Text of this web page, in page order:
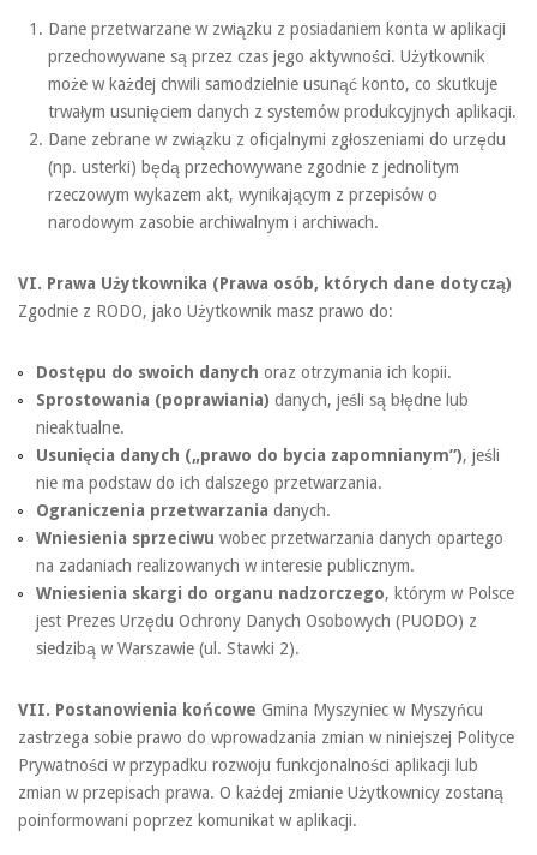
Dane przetwarzane w związku z posiadaniem konta w aplikacji
przechowywane są przez czas jego aktywności. Użytkownik
może w każdej chwili samodzielnie usunąć konto, co skutkuje
trwałym usunięciem danych z systemów produkcyjnych aplikacji.
Dane zebrane w związku z oficjalnymi zgłoszeniami do urzędu
(np. usterki) będą przechowywane zgodnie z jednolitym
rzeczowym wykazem akt, wynikającym z przepisów o
narodowym zasobie archiwalnym i archiwach.
VI. Prawa Użytkownika (Prawa osób, których dane dotyczą)
Zgodnie z RODO, jako Użytkownik masz prawo do:
Dostępu do swoich danych oraz otrzymania ich kopii.
Sprostowania (poprawiania) danych, jeśli są błędne lub
nieaktualne.
Usunięcia danych („prawo do bycia zapomnianym”), jeśli
nie ma podstaw do ich dalszego przetwarzania.
Ograniczenia przetwarzania danych.
Wniesienia sprzeciwu wobec przetwarzania danych opartego
na zadaniach realizowanych w interesie publicznym.
Wniesienia skargi do organu nadzorczego, którym w Polsce
jest Prezes Urzędu Ochrony Danych Osobowych (PUODO) z
siedzibą w Warszawie (ul. Stawki 2).
VII. Postanowienia końcowe Gmina Myszyniec w Myszyńcu
zastrzega sobie prawo do wprowadzania zmian w niniejszej Polityce
Prywatności w przypadku rozwoju funkcjonalności aplikacji lub
zmian w przepisach prawa. O każdej zmianie Użytkownicy zostaną
poinformowani poprzez komunikat w aplikacji.